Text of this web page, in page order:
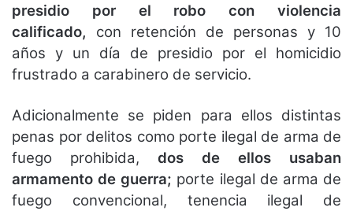
presidio por el robo con violencia
calificado, con retención de personas y 10
años y un día de presidio por el homicidio
frustrado a carabinero de servicio.
Adicionalmente se piden para ellos distintas
penas por delitos como porte ilegal de arma de
fuego prohibida, dos de ellos usaban
armamento de guerra; porte ilegal de arma de
fuego convencional, tenencia ilegal de